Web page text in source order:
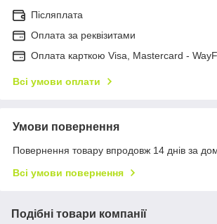
Післяплата
Оплата за реквізитами
Оплата карткою Visa, Mastercard -
Всі умови оплати
Умови повернення
Повернення товару впродовж 14 днів за
Всі умови повернення
Подібні товари компанії